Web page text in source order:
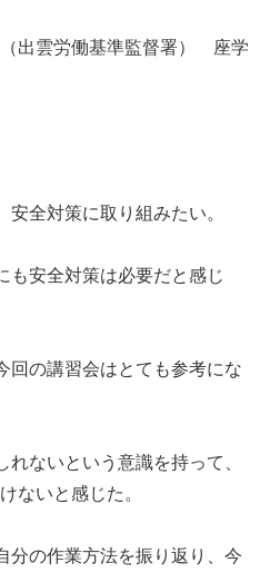
働基準監督署） 座学
全対策に取り組みたい。
安全対策は必要だと感じ
の講習会はとても参考にな
ないという意識を持って、
ないと感じた。
の作業方法を振り返り、今